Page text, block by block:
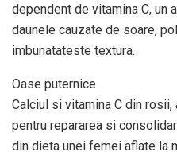
dependent de vitamina C, un
daunele cauzate de soare,
imbunatateste textura.
Oase puternice
Calciul si vitamina C din
pentru repararea si
din dieta unei femei aflate la